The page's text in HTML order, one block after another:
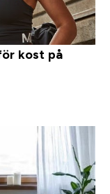
kost på